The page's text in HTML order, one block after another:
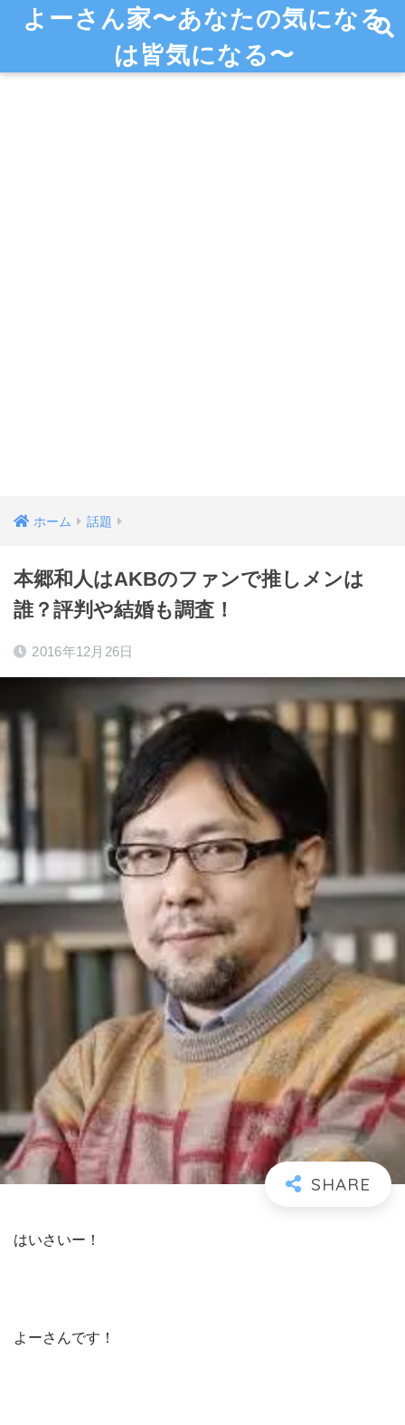
よーさん家〜あなたの気になる
は皆気になる〜
ホーム 話題
本郷和人はAKBのファンで推しメンは
誰？評判や結婚も調査！
2016年12月26日
はいさいー！
よーさんです！